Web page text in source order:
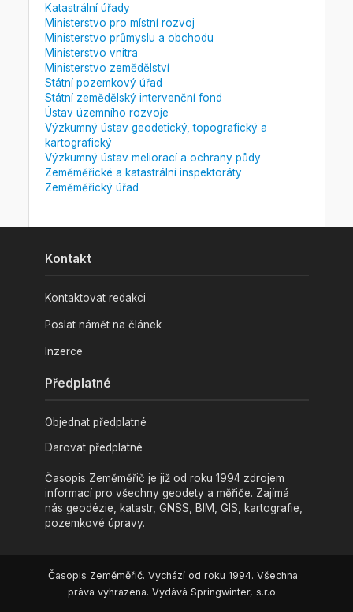
Katastrální úřady
Ministerstvo pro místní rozvoj
Ministerstvo průmyslu a obchodu
Ministerstvo vnitra
Ministerstvo zemědělství
Státní pozemkový úřad
Státní zemědělský intervenční fond
Ústav územního rozvoje
Výzkumný ústav geodetický, topografický a
kartografický
Výzkumný ústav meliorací a ochrany půdy
Zeměměřické a katastrální inspektoráty
Zeměměřický úřad
Kontakt
Kontaktovat redakci
Poslat námět na článek
Inzerce
Předplatné
Objednat předplatné
Darovat předplatné
Časopis Zeměměřič je již od roku 1994 zdrojem
informací pro všechny geodety a měřiče. Zajímá
nás geodézie, katastr, GNSS, BIM, GIS, kartografie,
pozemkové úpravy.
Časopis Zeměměřič. Vychází od roku 1994. Všechna
práva vyhrazena. Vydává Springwinter, s.r.o.